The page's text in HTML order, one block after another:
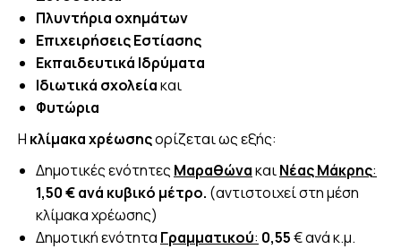
Πλυντήρια οχημάτων
Επιχειρήσεις Εστίασης
Εκπαιδευτικά Ιδρύματα
Ιδιωτικά σχολείακαι
Φυτώρια
Η κλίμακα χρέωσηςορίζεται ως εξής:
Δημοτικές ενότητες ΜαραθώνακαιΝέας Μάκρης:
1,50 € ανά κυβικό μέτρο. (αντιστοιχεί στη μέση
κλίμακα χρέωσης)
Δημοτική ενότητα Γραμματικού: 0,55€ ανά κ.μ.